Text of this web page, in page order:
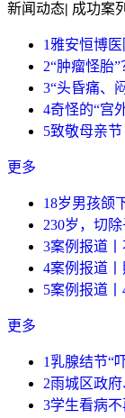
新闻动态| 成功案列
1 雅安恒博
2“肿瘤怪胎
3“头昏痛、
4奇怪的“宫
5致敬母亲
更多
18岁男孩颌
230岁，切
3案例报道
4案例报道
5案例报道
更多
1乳腺结节“
2雨城区政
3学生看病